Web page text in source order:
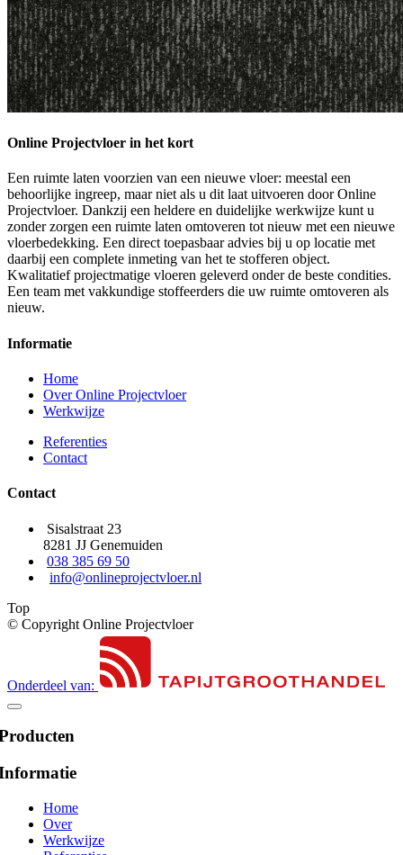
Online Projectvloer in het kort
Een ruimte laten voorzien van een nieuwe vloer: meestal een
behoorlijke ingreep, maar niet als u dit laat uitvoeren door Online
Projectvloer. Dankzij een heldere en duidelijke werkwijze kunt u
zonder zorgen een ruimte laten omtoveren tot nieuw met een nieuwe
vloerbedekking. Een direct toepasbaar advies bij u op locatie met
daarbij een complete inmeting van het te stofferen object.
Kwalitatief projectmatige vloeren geleverd onder de beste condities.
Een team met vakkundige stoffeerders die uw ruimte omtoveren als
nieuw.
Informatie
Home
Over Online Projectvloer
Werkwijze
Referenties
Contact
Contact
Sisalstraat 23
8281 JJ Genemuiden
038 385 69 50
info@onlineprojectvloer.nl
Top
© Copyright Online Projectvloer
Onderdeel van:
Home
Over
Werkwijze